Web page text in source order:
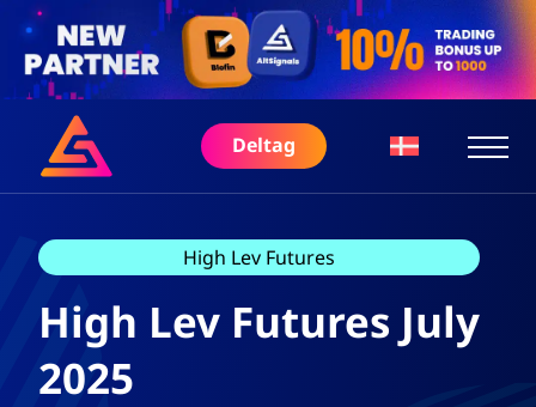
Deltag
High Lev Futures
High Lev Futures July
2025